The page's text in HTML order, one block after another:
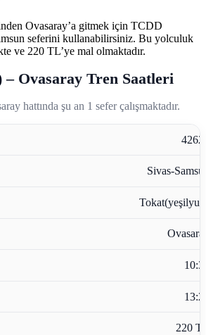
Ovasaray’a gitmek için TCDD
seferini kullanabilirsiniz. Bu yolculuk
ve 220 TL’ye mal olmaktadır.
Ovasaray Tren Saatleri
hattında şu an 1 sefer çalışmaktadır.
Sivas-
220